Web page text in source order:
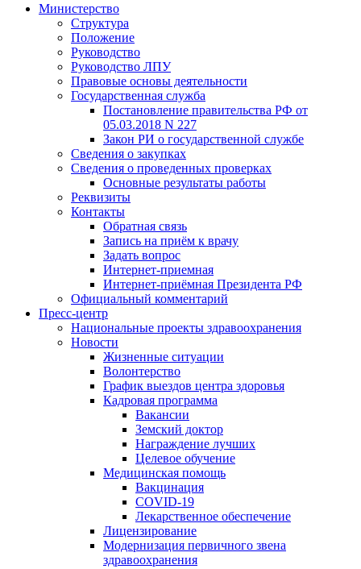
Министерство
Структура
Положение
Руководство
Руководство ЛПУ
Правовые основы деятельности
Государственная служба
Постановление правительства РФ от
05.03.2018 N 227
Закон РИ о государственной службе
Сведения о закупках
Сведения о проведенных проверках
Основные результаты работы
Реквизиты
Контакты
Обратная связь
Запись на приём к врачу
Задать вопрос
Интернет-приемная
Интернет-приёмная Президента РФ
Официальный комментарий
Пресс-центр
Национальные проекты здравоохранения
Новости
Жизненные ситуации
Волонтерство
График выездов центра здоровья
Кадровая программа
Вакансии
Земский доктор
Награждение лучших
Целевое обучение
Медицинская помощь
Вакцинация
COVID-19
Лекарственное обеспечение
Лицензирование
Модернизация первичного звена
здравоохранения